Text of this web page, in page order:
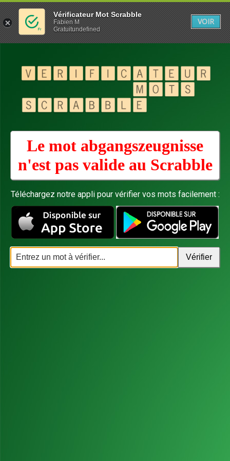
Le mot abgangszeugnisse
n'est pas valide au Scrabble
Téléchargez notre appli pour vérifier vos mots facilement :
Vérificateur Mot Scrabble
Fabien M
Gratuitundefined
VOIR